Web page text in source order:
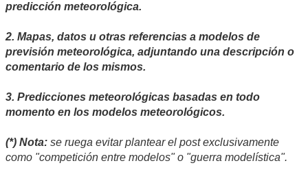
predicción meteorológica.
2. Mapas, datos u otras referencias a modelos de
previsión meteorológica, adjuntando una descripción o
comentario de los mismos.
3. Predicciones meteorológicas basadas en todo
momento en los modelos meteorológicos.
(*) Nota: se ruega evitar plantear el post exclusivamente
como "competición entre modelos" o "guerra modelística".